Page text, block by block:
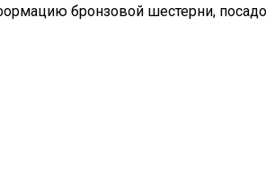
бронзовой шестерни,